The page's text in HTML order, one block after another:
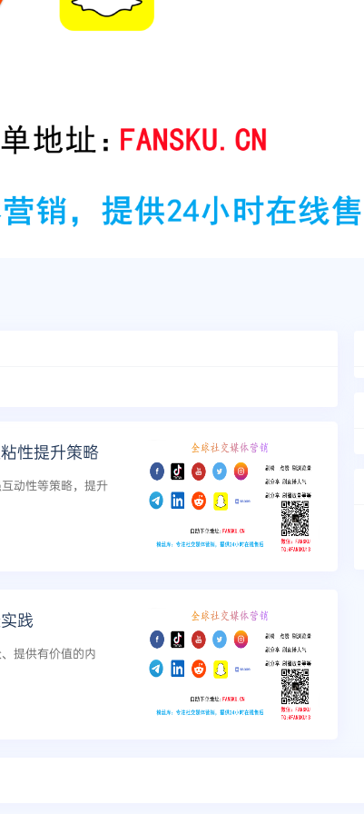
性提升策略
动性等策略，提升
践
提供有价值的内